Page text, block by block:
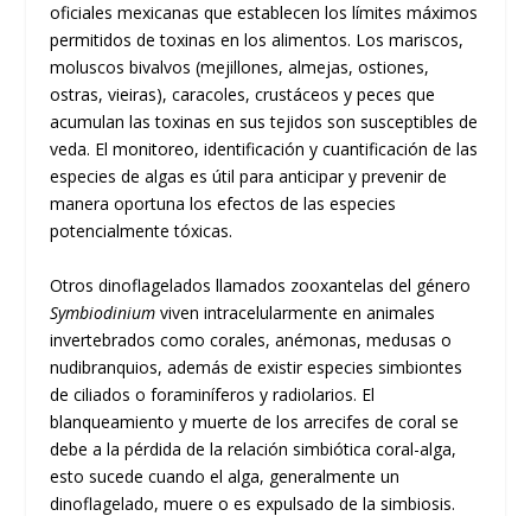
oficiales mexicanas que establecen los límites máximos
permitidos de toxinas en los alimentos. Los mariscos,
moluscos bivalvos (mejillones, almejas, ostiones,
ostras, vieiras), caracoles, crustáceos y peces que
acumulan las toxinas en sus tejidos son susceptibles de
veda. El monitoreo, identificación y cuantificación de las
especies de algas es útil para anticipar y prevenir de
manera oportuna los efectos de las especies
potencialmente tóxicas.
Otros dinoflagelados llamados zooxantelas del género
Symbiodiniumviven intracelularmente en animales
invertebrados como corales, anémonas, medusas o
nudibranquios, además de existir especies simbiontes
de ciliados o foraminíferos y radiolarios. El
blanqueamiento y muerte de los arrecifes de coral se
debe a la pérdida de la relación simbiótica coral-alga,
esto sucede cuando el alga, generalmente un
dinoflagelado, muere o es expulsado de la simbiosis.